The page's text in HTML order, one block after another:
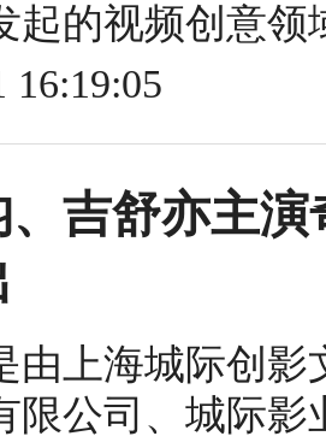
起的视频创意
16:19:05
吉舒亦主
由上海城际创
限公司、城际